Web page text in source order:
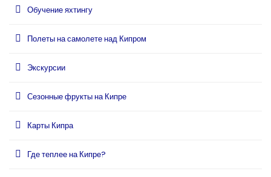
Обучение яхтингу
Полеты на самолете над Кипром
Экскурсии
Сезонные фрукты на Кипре
Карты Кипра
Где теплее на Кипре?